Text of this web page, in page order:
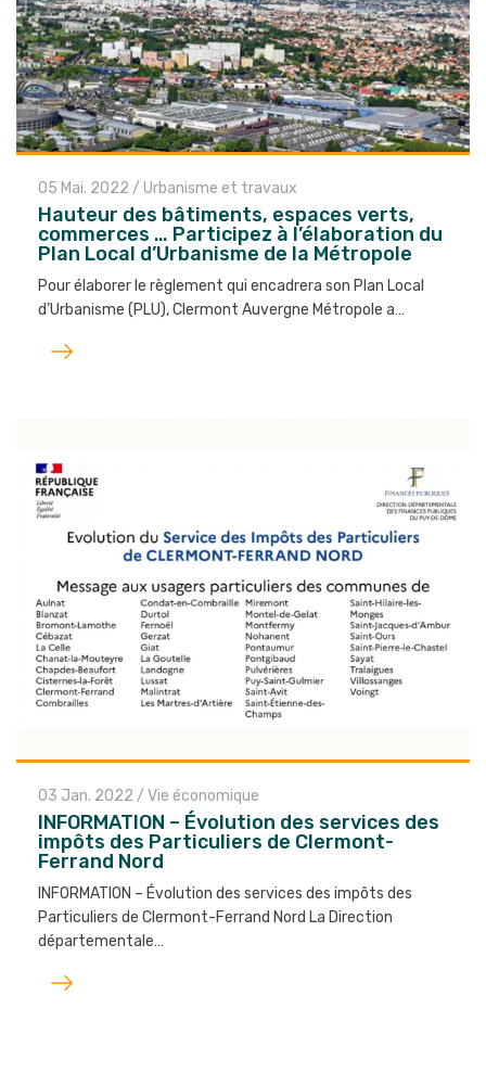
05 Mai. 2022 / Urbanisme et travaux
Hauteur des bâtiments, espaces verts,
commerces … Participez à l’élaboration du
Plan Local d’Urbanisme de la Métropole
Pour élaborer le règlement qui encadrera son Plan Local
d’Urbanisme (PLU), Clermont Auvergne Métropole a…
Lire
l'article
03 Jan. 2022 / Vie économique
INFORMATION – Évolution des services des
impôts des Particuliers de Clermont-
Ferrand Nord
INFORMATION – Évolution des services des impôts des
Particuliers de Clermont-Ferrand Nord La Direction
départementale…
Lire
l'article